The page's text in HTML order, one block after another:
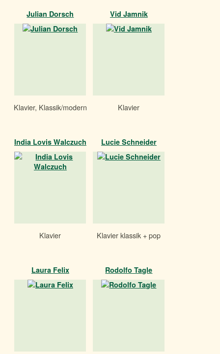
Julian Dorsch
Klavier, Klassik/modern
Vid Jamnik
Klavier
India Lovis Walczuch
Klavier
Lucie Schneider
Klavier klassik + pop
Laura Felix Rodolfo Tagle